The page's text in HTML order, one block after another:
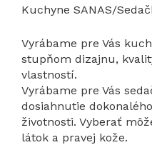
Kuchyne SANAS/
Vyrábame pre Vás
stupňom dizajnu,
vlastností.
Vyrábame pre Vás
dosiahnutie
životnosti. Vyberať
látok a pravej kože.